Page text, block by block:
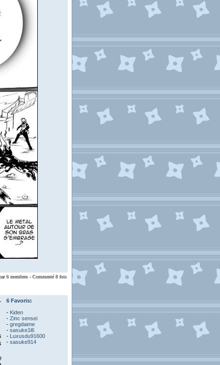
6 membres - Commenté 8 fois
6 Favoris:
- Kiden
- Zinc sensei
- gregdaime
- sasuke1l6
- Luxusdu91600
- sasuke914